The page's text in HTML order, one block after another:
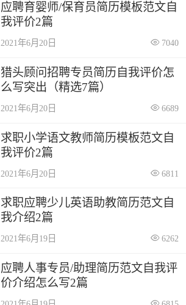
应聘育婴师/保育员简历模板范文自
我评价2篇
2021年6月20日 7040
猎头顾问招聘专员简历自我评价怎
么写突出（精选7篇）
2021年6月20日 6689
求职小学语文教师简历模板范文自
我评价2篇
2021年6月20日 6811
求职应聘少儿英语助教简历范文自
我介绍2篇
2021年6月19日 6262
应聘人事专员/助理简历范文自我评
价介绍怎么写2篇